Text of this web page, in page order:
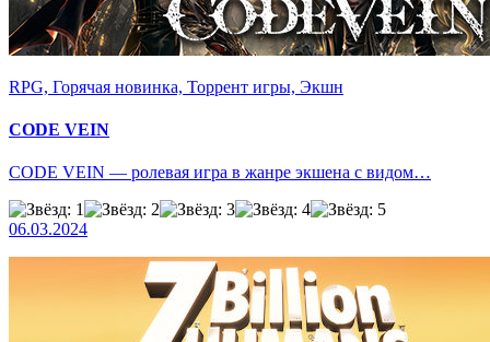
RPG, Горячая новинка, Торрент игры, Экшн
CODE VEIN
CODE VEIN — ролевая игра в жанре экшена с видом…
06.03.2024